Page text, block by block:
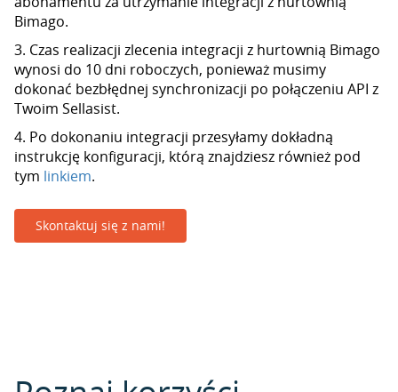
Bimago.
3. Czas realizacji zlecenia integracji z hurtownią Bimago
wynosi do 10 dni roboczych, ponieważ musimy
dokonać bezbłędnej synchronizacji po połączeniu API z
Twoim Sellasist.
4. Po dokonaniu integracji przesyłamy dokładną
instrukcję konfiguracji, którą znajdziesz również pod
tym linkiem.
Skontaktuj się z nami!